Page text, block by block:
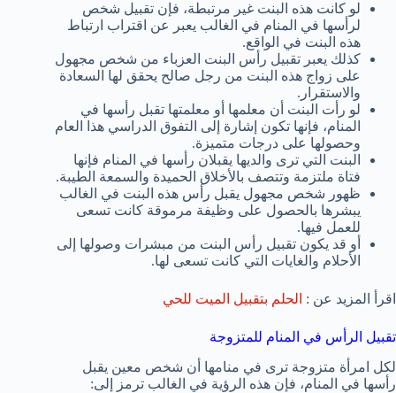
لو كانت هذه البنت غير مرتبطة، فإن تقبيل شخص
لرأسها في المنام في الغالب يعبر عن اقتراب ارتباط
هذه البنت في الواقع.
كذلك يعبر تقبيل رأس البنت العزباء من شخص مجهول
على زواج هذه البنت من رجل صالح يحقق لها السعادة
والاستقرار.
لو رأت البنت أن معلمها أو معلمتها تقبل رأسها في
المنام، فإنها تكون إشارة إلى التفوق الدراسي هذا العام
وحصولها على درجات متميزة.
البنت التي ترى والديها يقبلان رأسها في المنام فإنها
فتاة ملتزمة وتتصف بالأخلاق الحميدة والسمعة الطيبة.
ظهور شخص مجهول يقبل رأس هذه البنت في الغالب
يبشرها بالحصول على وظيفة مرموقة كانت تسعى
للعمل فيها.
أو قد يكون تقبيل رأس البنت من مبشرات وصولها إلى
الأحلام والغايات التي كانت تسعى لها.
اقرأ المزيد عن : الحلم بتقبيل الميت للحي
تقبيل الرأس في المنام للمتزوجة
لكل امرأة متزوجة ترى في منامها أن شخص معين يقبل
رأسها في المنام، فإن هذه الرؤية في الغالب ترمز إلى: